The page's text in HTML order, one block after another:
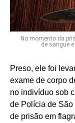
No momento da
de sangue
Preso, ele foi
exame de corpo
no indivíduo sob
de Polícia de São
de prisão em